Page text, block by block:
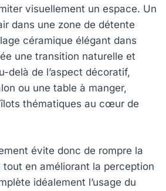
visuellement un espace. Un
dans une zone de détente
céramique élégant dans
une transition naturelle et
delà de l’aspect décoratif,
ou une table à manger,
thématiques au cœur de
évite donc de rompre la
en améliorant la perception
idéalement l’usage du